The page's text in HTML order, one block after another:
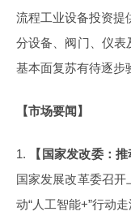
流程工业设备投资提
分设备、阀门、仪表
基本面复苏有待逐步
【市场要闻】
1.
【国家发改委：
国家发展改革委召
动“人工智能+”行动